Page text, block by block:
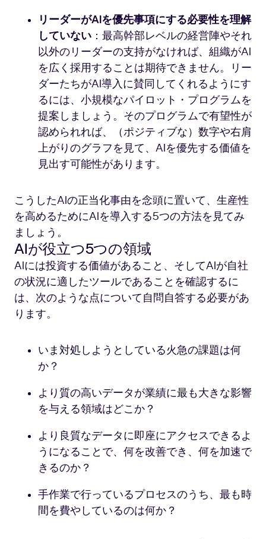
リーダーがAIを優先事項にする必要性を理解
していない ：最高幹部レベルの経営陣やそれ
以外のリーダーの支持がなければ、組織がAI
を広く採用することは期待できません。リー
ダーたちがAI導入に賛同してくれるようにす
るには、小規模なパイロット・プログラムを
提案しましょう。そのプログラムで有望性が
認められれば、（ポジティブな）数字や右肩
上がりのグラフを見て、AIを優先する価値を
見出す可能性があります。
こうしたAIの正当化事由を念頭に置いて、生産性
を高めるためにAIを導入する5つの方法を見てみ
ましょう。
AIが役立つ5つの領域
AIには投資する価値があること、そしてAIが自社
の状況に適したツールであることを確認するに
は、次のような点について自問自答する必要があ
ります。
いま対処しようとしている火急の課題は何
か？
より質の高いデータが業績に最も大きな影響
を与える領域はどこか？
より良質なデータに即座にアクセスできるよ
うになることで、何を改善でき、何を加速で
きるのか？
手作業で行っているプロセスのうち、最も時
間を費やしているのは何か？